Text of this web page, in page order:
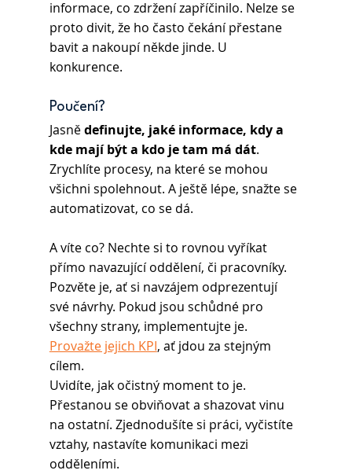
informace, co zdržení zapříčinilo. Nelze se
proto divit, že ho často čekání přestane
bavit a nakoupí někde jinde. U
konkurence.
Poučení?
Jasně definujte, jaké informace, kdy a
kde mají být a kdo je tam má dát.
Zrychlíte procesy, na které se mohou
všichni spolehnout. A ještě lépe, snažte se
automatizovat, co se dá.
A víte co? Nechte si to rovnou vyříkat
přímo navazující oddělení, či pracovníky.
Pozvěte je, ať si navzájem odprezentují
své návrhy. Pokud jsou schůdné pro
všechny strany, implementujte je.
Provažte jejich KPI, ať jdou za stejným
cílem.
Uvidíte, jak očistný moment to je.
Přestanou se obviňovat a shazovat vinu
na ostatní. Zjednodušíte si práci, vyčistíte
vztahy, nastavíte komunikaci mezi
odděleními.